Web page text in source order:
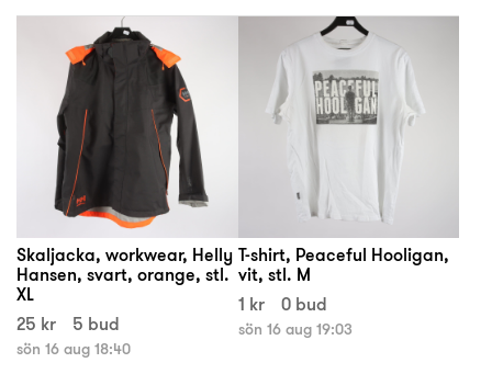
Skaljacka, workwear, Helly
Hansen, svart, orange, stl.
XL
25 kr
5 bud
sön 16 aug 18:40
T-shirt, Peaceful Hooligan,
vit, stl. M
1 kr
0 bud
sön 16 aug 19:03